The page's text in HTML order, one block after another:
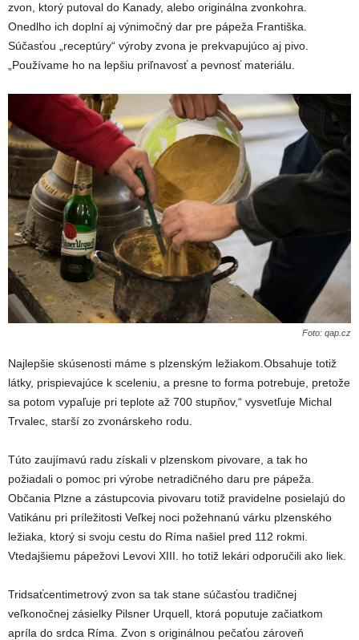
zvon, ktorý putoval do Kanady, alebo originálna zvonkohra.
Onedlho ich doplní aj výnimočný dar pre pápeža Františka.
Súčasťou „receptúry“ výroby zvona je prekvapujúco aj pivo.
„Používame ho na lepšiu priľnavosť a pevnosť materiálu.
Foto: qap.cz
Najlepšie skúsenosti máme s plzenským ležiakom.Obsahuje totiž
látky, prispievajúce k sceleniu, a presne to forma potrebuje, pretože
sa potom vypaľuje pri teplote až 700 stupňov,“ vysvetľuje Michal
Trvalec, starší zo zvonárskeho rodu.
Túto zaujímavú radu získali v plzenskom pivovare, a tak ho
požiadali o pomoc pri výrobe netradičného daru pre pápeža.
Občania Plzne a zástupcovia pivovaru totiž pravidelne posielajú do
Vatikánu pri príležitosti Veľkej noci požehnanú várku plzenského
ležiaka, ktorý si svoju cestu do Ríma našiel pred 112 rokmi.
Vtedajšiemu pápežovi Levovi XIII. ho totiž lekári odporučili ako liek.
Tridsaťcentimetrový zvon sa tak stane súčasťou tradičnej
veľkonočnej zásielky Pilsner Urquell, ktorá poputuje začiatkom
apríla do srdca Ríma. Zvon s originálnou pečaťou zároveň